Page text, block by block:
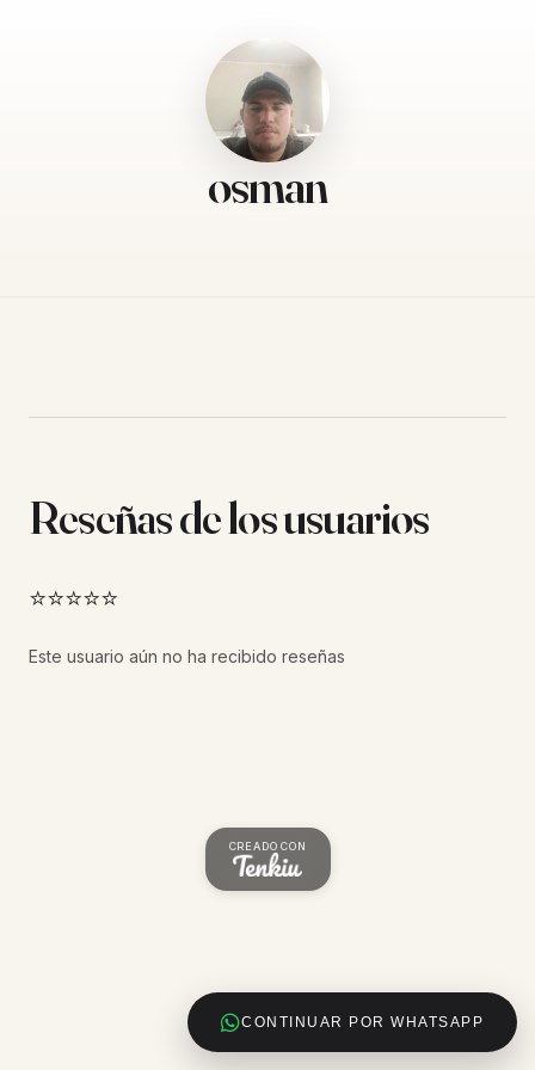
osman
CONTINUAR POR WHATSAPP
Reseñas de los usuarios
⭐⭐⭐⭐⭐
Este usuario aún no ha recibido reseñas
CREADO CON